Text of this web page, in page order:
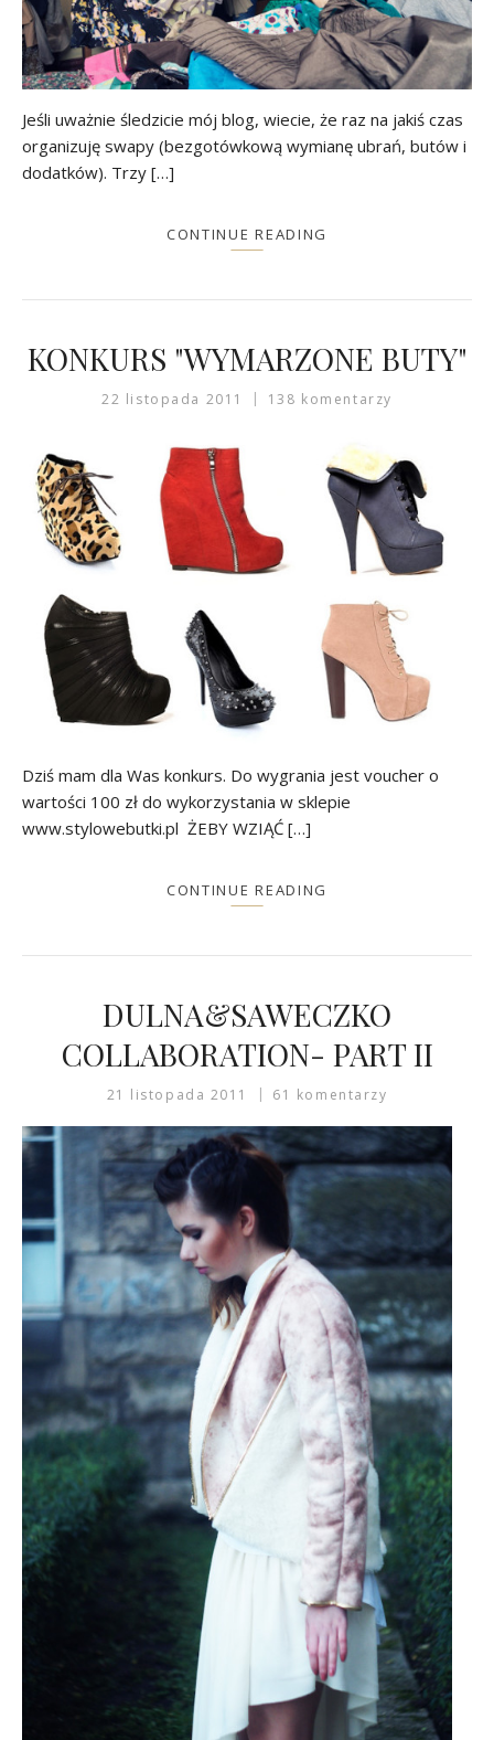
Jeśli uważnie śledzicie mój blog, wiecie, że raz na jakiś czas
organizuję swapy (bezgotówkową wymianę ubrań, butów i
dodatków). Trzy […]
CONTINUE READING
KONKURS "WYMARZONE BUTY"
22 listopada 2011 138 komentarzy
Dziś mam dla Was konkurs. Do wygrania jest voucher o
wartości 100 zł do wykorzystania w sklepie
www.stylowebutki.pl ŻEBY WZIĄĆ […]
CONTINUE READING
DULNA&SAWECZKO
COLLABORATION- PART II
21 listopada 2011 61 komentarzy